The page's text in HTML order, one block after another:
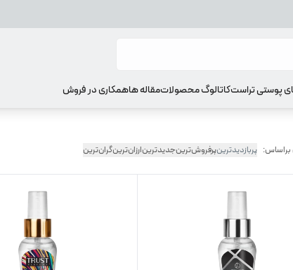
پوستی تراستکاتالوگ محصولاتمقاله هاهمکاری در فروش
پربازدیدترینپرفروش‌ترینجدیدترینارزان‌ترینگران‌ترین